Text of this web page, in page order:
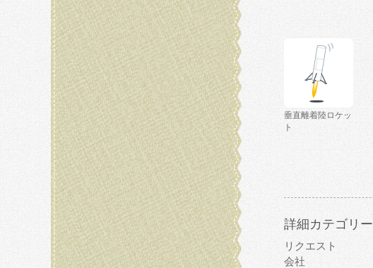
垂直離着陸ロケッ
ト
詳細カテゴリー
リクエスト
会社